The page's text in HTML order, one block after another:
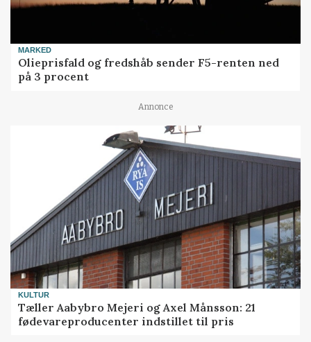
MARKED
Olieprisfald og fredshåb sender F5-renten ned
på 3 procent
Annonce
KULTUR
Tæller Aabybro Mejeri og Axel Månsson: 21
fødevareproducenter indstillet til pris